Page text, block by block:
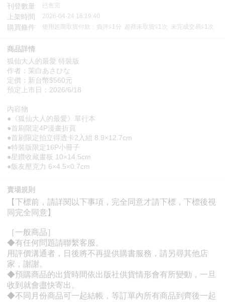
刊登數量 已售完
上架時間 2026-04-24 16:19:40
購買條件 使用超商取貨付款：負評≦1分 超商未取貨≦1次 未完成交易≦1次
商品詳情
狐仙大人的最愛 特裝版
作者：茉白あさひな
定價：新台幣$560元
預定上市日：2026/6/18
內容物
●《狐仙大人的最愛》單行本
●首刷限定4P漫畫折頁
●首刷限定拍立得透卡2入組 8.9×12.7cm
●特裝版限定16P小冊子
●星鑽收藏畫板 10×14.5cm
●飯友壓克力 6×4.5×0.7cm
賣場規則